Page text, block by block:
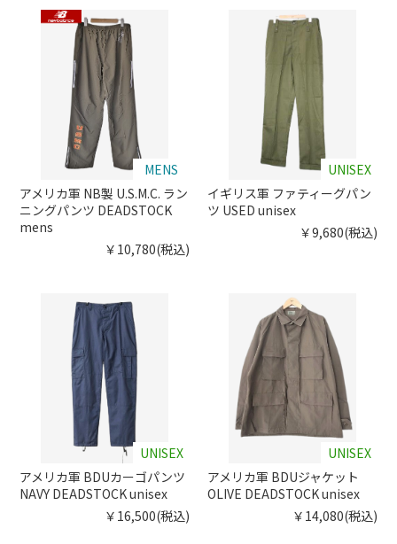
MENS
アメリカ軍 NB製 U.S.M.C. ラン
ニングパンツ DEADSTOCK
mens
￥10,780(税込)
UNISEX
イギリス軍 ファティーグパン
ツ USED unisex
￥9,680(税込)
UNISEX
アメリカ軍 BDUカーゴパンツ
NAVY DEADSTOCK unisex
￥16,500(税込)
UNISEX
アメリカ軍 BDUジャケット
OLIVE DEADSTOCK unisex
￥14,080(税込)